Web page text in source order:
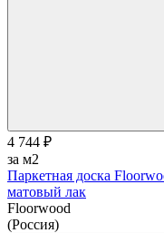
4 744 ₽
за м2
Паркетная доска
матовый лак
Floorwood
(Россия)